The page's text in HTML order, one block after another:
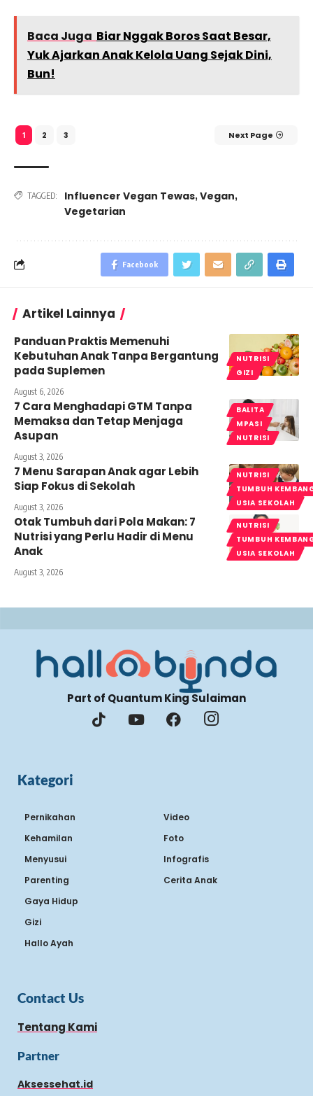
Baca Juga Biar Nggak Boros Saat Besar,
Yuk Ajarkan Anak Kelola Uang Sejak Dini,
Bun!
1 2 3 Next Page
TAGGED: Influencer Vegan Tewas, Vegan,
Vegetarian
Facebook
Artikel Lainnya
NUTRISI
GIZI
Panduan Praktis Memenuhi
Kebutuhan Anak Tanpa Bergantung
pada Suplemen
August 6, 2026
BALITA
MPASI
NUTRISI
7 Cara Menghadapi GTM Tanpa
Memaksa dan Tetap Menjaga
Asupan
August 3, 2026
NUTRISI
TUMBUH
USIA SEKOLAH
7 Menu Sarapan Anak agar Lebih
Siap Fokus di Sekolah
August 3, 2026
NUTRISI
TUMBUH
USIA SEKOLAH
Otak Tumbuh dari Pola Makan: 7
Nutrisi yang Perlu Hadir di Menu
Anak
August 3, 2026
Part of Quantum King Sulaiman
Kategori
Pernikahan
Kehamilan
Menyusui
Parenting
Gaya Hidup
Gizi
Hallo Ayah
Video
Foto
Infografis
Cerita Anak
Contact Us
Tentang Kami
Partner
Aksessehat.id